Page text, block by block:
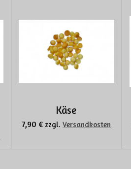
Käse
7,90 € zzgl.Versandkosten